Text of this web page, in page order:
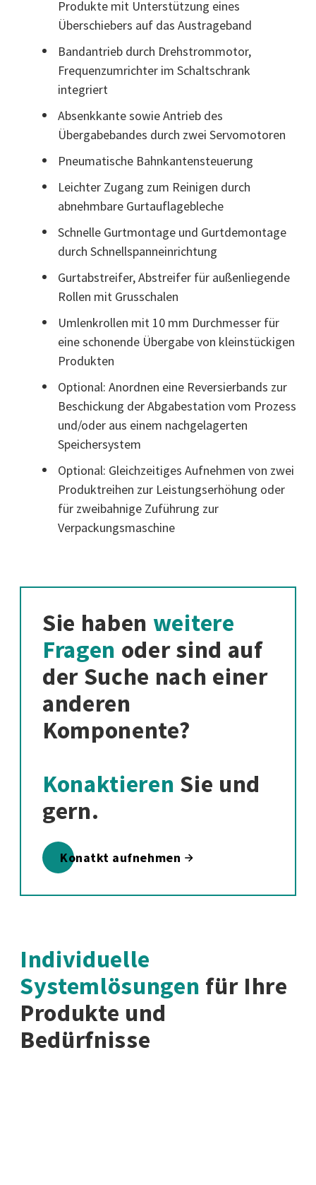
Produkte mit Unterstützung eines
Überschiebers auf das Austrageband
Bandantrieb durch Drehstrommotor,
Frequenzumrichter im Schaltschrank
integriert
Absenkkante sowie Antrieb des
Übergabebandes durch zwei Servomotoren
Pneumatische Bahnkantensteuerung
Leichter Zugang zum Reinigen durch
abnehmbare Gurtauflagebleche
Schnelle Gurtmontage und Gurtdemontage
durch Schnellspanneinrichtung
Gurtabstreifer, Abstreifer für außenliegende
Rollen mit Grusschalen
Umlenkrollen mit 10 mm Durchmesser für
eine schonende Übergabe von kleinstückigen
Produkten
Optional: Anordnen eine Reversierbands zur
Beschickung der Abgabestation vom Prozess
und/oder aus einem nachgelagerten
Speichersystem
Optional: Gleichzeitiges Aufnehmen von zwei
Produktreihen zur Leistungserhöhung oder
für zweibahnige Zuführung zur
Verpackungsmaschine
Sie haben weitere
Fragen oder sind auf
der Suche nach einer
anderen
Komponente?
Konaktieren Sie und
gern.
Konatkt aufnehmen
Individuelle
Systemlösungen für Ihre
Produkte und
Bedürfnisse